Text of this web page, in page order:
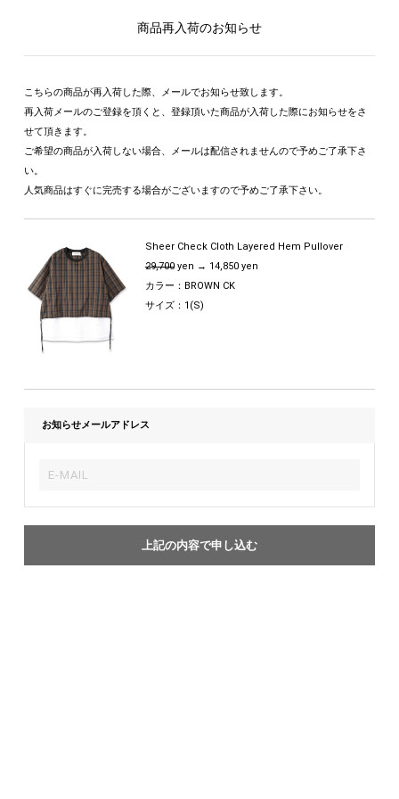
商品再入荷のお知らせ
こちらの商品が再入荷した際、メールでお知らせ致します。
再入荷メールのご登録を頂くと、登録頂いた商品が入荷した際にお知らせをさ
せて頂きます。
ご希望の商品が入荷しない場合、メールは配信されませんので予めご了承下さ
い。
人気商品はすぐに完売する場合がございますので予めご了承下さい。
Sheer Check Cloth Layered Hem Pullover
29,700yen → 14,850 yen
カラー：BROWN CK
サイズ：1(S)
お知らせメールアドレス
上記の内容で申し込む